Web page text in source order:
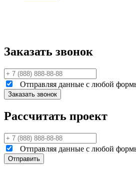
Заказать звонок
Отправляя данные с любой формы
Рассчитать проект
Отправляя данные с любой формы